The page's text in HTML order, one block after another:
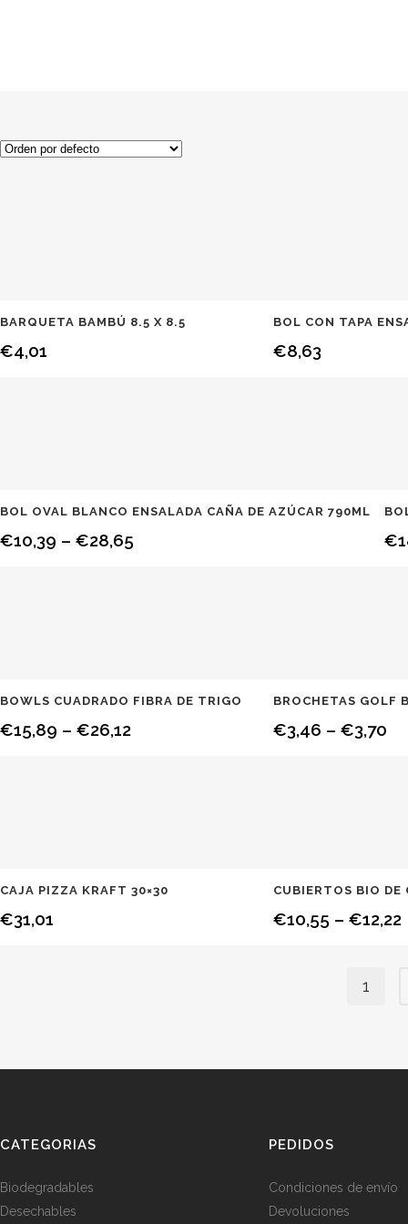
BARQUETA BAMBÚ 8.5 X 8.5
€4,01
BOL CON TAPA
€8,63
BOL OVAL BLANCO ENSALADA CAÑA DE AZÚCAR 790ML
€10,39 – €28,65 €
BOWLS CUADRADO FIBRA DE TRIGO
€15,89 – €26,12
BROCHETAS GOLF
€3,46 – €3,70
CAJA PIZZA KRAFT 30×30
€31,01
CUBIERTOS BIO DE
€10,55 – €12,22
1
CATEGORIAS
Biodegradables
Desechables
PEDIDOS
Condiciones de envío
Devoluciones